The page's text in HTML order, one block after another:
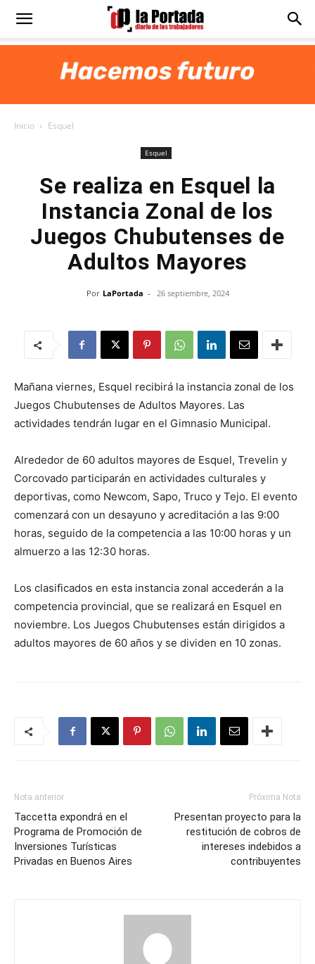
Diario
Inicio Esquel
Esquel
Se realiza en Esquel la
Instancia Zonal de los
Juegos Chubutenses de
Adultos Mayores
Por LaPortada - 26 septiembre, 2024
Mañana viernes, Esquel recibirá la instancia zonal de los
Juegos Chubutenses de Adultos Mayores. Las
actividades tendrán lugar en el Gimnasio Municipal.
Alrededor de 60 adultos mayores de Esquel, Trevelin y
Corcovado participarán en actividades culturales y
deportivas, como Newcom, Sapo, Truco y Tejo. El evento
comenzará con un desayuno y acreditación a las 9:00
horas, seguido de la competencia a las 10:00 horas y un
almuerzo a las 12:30 horas.
Los clasificados en esta instancia zonal accederán a la
competencia provincial, que se realizará en Esquel en
noviembre. Los Juegos Chubutenses están dirigidos a
adultos mayores de 60 años y se dividen en 10 zonas.
Nota anterior
Taccetta expondrá en el
Programa de Promoción de
Inversiones Turísticas
Privadas en Buenos Aires
Próxima Nota
Presentan proyecto para la
restitución de cobros de
intereses indebidos a
contribuyentes